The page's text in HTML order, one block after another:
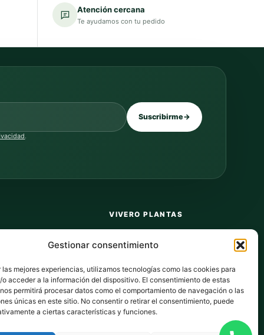
Gestionar consentimiento
las mejores experiencias, utilizamos tecnologías como las cookies para
o acceder a la información del dispositivo. El consentimiento de estas
permitirá procesar datos como el comportamiento de navegación o las
únicas en este sitio. No consentir o retirar el consentimiento, puede
a ciertas características y funciones.
Atención cercana
Te ayudamos con tu pedido
Suscribirme→
.
VIVERO PLANTAS
Privacidad
Cookies